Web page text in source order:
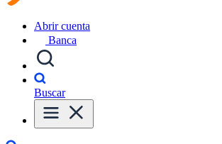
Abrir cuenta
Banca
Buscar